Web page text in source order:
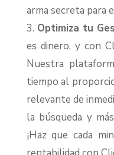
arma secreta para
Optimiza tu
es dinero, y con
Nuestra
tiempo al
relevante de
la búsqueda y
¡Haz que cada